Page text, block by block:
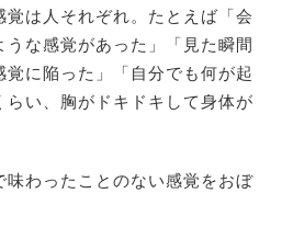
は人それぞれ。 たとえば「会
うな感覚があった」「見た瞬間
に陥った」「自分でも何が起
らい、胸がドキドキして身体が
味わったことのない感覚をおぼ